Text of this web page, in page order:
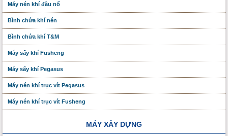
Máy nén khí đầu nổ
Bình chứa khí nén
Bình chứa khí T&M
Máy sấy khí Fusheng
Máy sấy khí Pegasus
Máy nén khí trục vít Pegasus
Máy nén khí trục vít Fusheng
MÁY XÂY DỰNG